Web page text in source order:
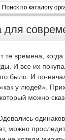
времена,
И все их
было. И по-
у людей».
можно
можно